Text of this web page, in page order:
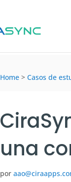
Home > Casos de
una
por